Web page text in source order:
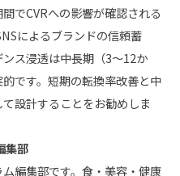
でCVRへの影響が確認される
によるブランドの信頼蓄
ス浸透は中長期（3〜12か
です。短期の転換率改善と中
設計することをお勧めしま
集部
編集部です。食・美容・健康